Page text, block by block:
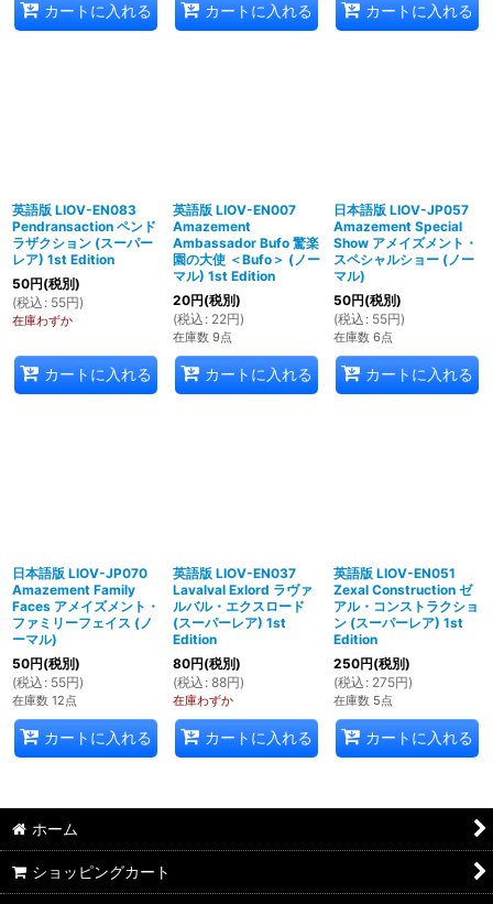
カートに入れる カートに入れる カートに入れる
英語版 LIOV-EN083
Pendransaction ペンド
ラザクション (スーパー
レア) 1st Edition
50円(税別)
(税込 : 55円)
在庫わずか
カートに入れる
英語版 LIOV-EN007
Amazement
Ambassador Bufo 驚楽
園の大使 ＜Bufo＞ (ノー
マル) 1st Edition
20円(税別)
(税込 : 22円)
在庫数 9点
カートに入れる
日本語版 LIOV-JP057
Amazement Special
Show アメイズメント・
スペシャルショー (ノー
マル)
50円(税別)
(税込 : 55円)
在庫数 6点
カートに入れる
日本語版 LIOV-JP070
Amazement Family
Faces アメイズメント・
ファミリーフェイス (ノ
ーマル)
50円(税別)
(税込 : 55円)
在庫数 12点
カートに入れる
英語版 LIOV-EN037
Lavalval Exlord ラヴァ
ルバル・エクスロード
(スーパーレア) 1st
Edition
80円(税別)
(税込 : 88円)
在庫わずか
カートに入れる
英語版 LIOV-EN051
Zexal Construction ゼ
アル・コンストラクショ
ン (スーパーレア) 1st
Edition
250円(税別)
(税込 : 275円)
在庫数 5点
カートに入れる
ホーム
ショッピングカート